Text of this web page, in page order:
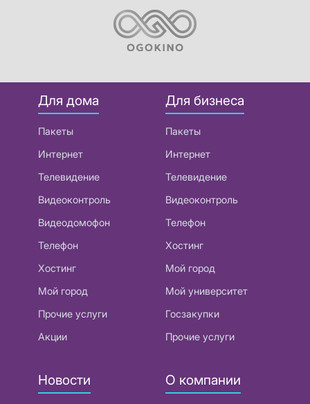
Для дома
Пакеты
Интернет
Телевидение
Видеоконтроль
Видеодомофон
Телефон
Хостинг
Мой город
Прочие услуги
Акции
Для бизнеса
Пакеты
Интернет
Телевидение
Видеоконтроль
Телефон
Хостинг
Мой город
Мой университет
Госзакупки
Прочие услуги
Новости О компании